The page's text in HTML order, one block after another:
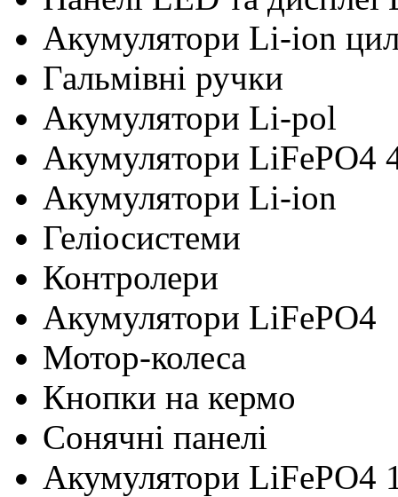
Акумулятори Li-ion
Гальмівні ручки
Акумулятори Li-pol
Акумулятори LiFePO4
Акумулятори Li-ion
Геліосистеми
Контролери
Акумулятори LiFePO4
Мотор-колеса
Кнопки на кермо
Сонячні панелі
Акумулятори LiFePO4